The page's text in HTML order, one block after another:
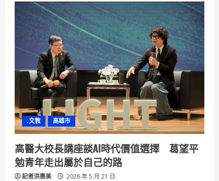
廣
傳
統
東
方
美
學！
「南
山
岩
彩」
膠
彩
藝
術
聯
展
高
雄
登
場
傳
遞
在
地
藝
.文教 高雄市
高醫大校長講座談AI時代價值選擇 葛望平
勉青年走出屬於自己的路
記者洪惠美 2026 年 5 月 21 日